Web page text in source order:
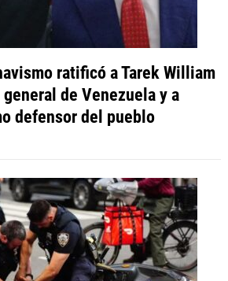
ratificó a Tarek William
de Venezuela y a
defensor del pueblo